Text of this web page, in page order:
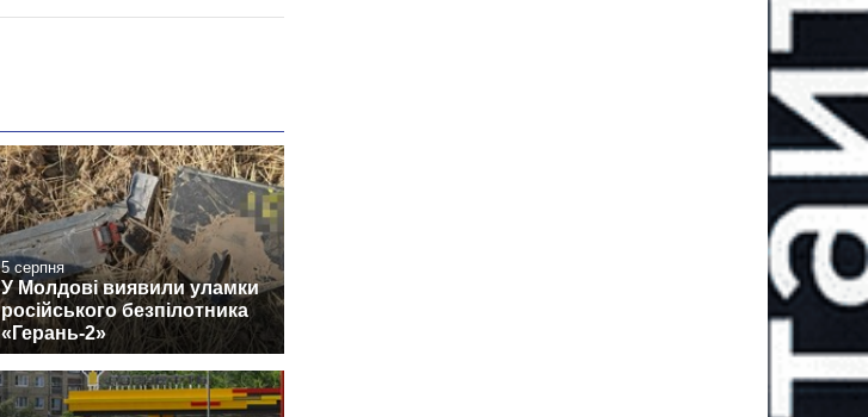
5 серпня
У Молдові виявили уламки
російського безпілотника
«Герань-2»